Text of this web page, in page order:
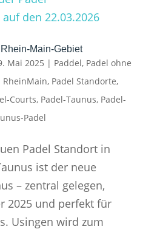
Main-Gebiet
Mai 2025 | Paddel, Padel ohne
RheinMain, Padel Standorte,
Courts, Padel-Taunus, Padel-
Padel
Padel Standort in
ist der neue
– zentral gelegen,
2025 und perfekt für
Usingen wird zum